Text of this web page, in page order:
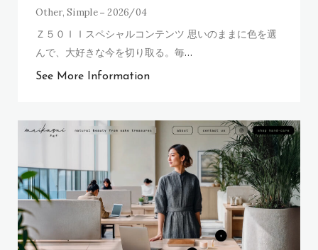
Other,Simple 2026/04
Ｚ５０ＩＩスペシャルコンテンツ 思いのままに色を選
んで、大好きな今を切り取る。毎…
See More Information